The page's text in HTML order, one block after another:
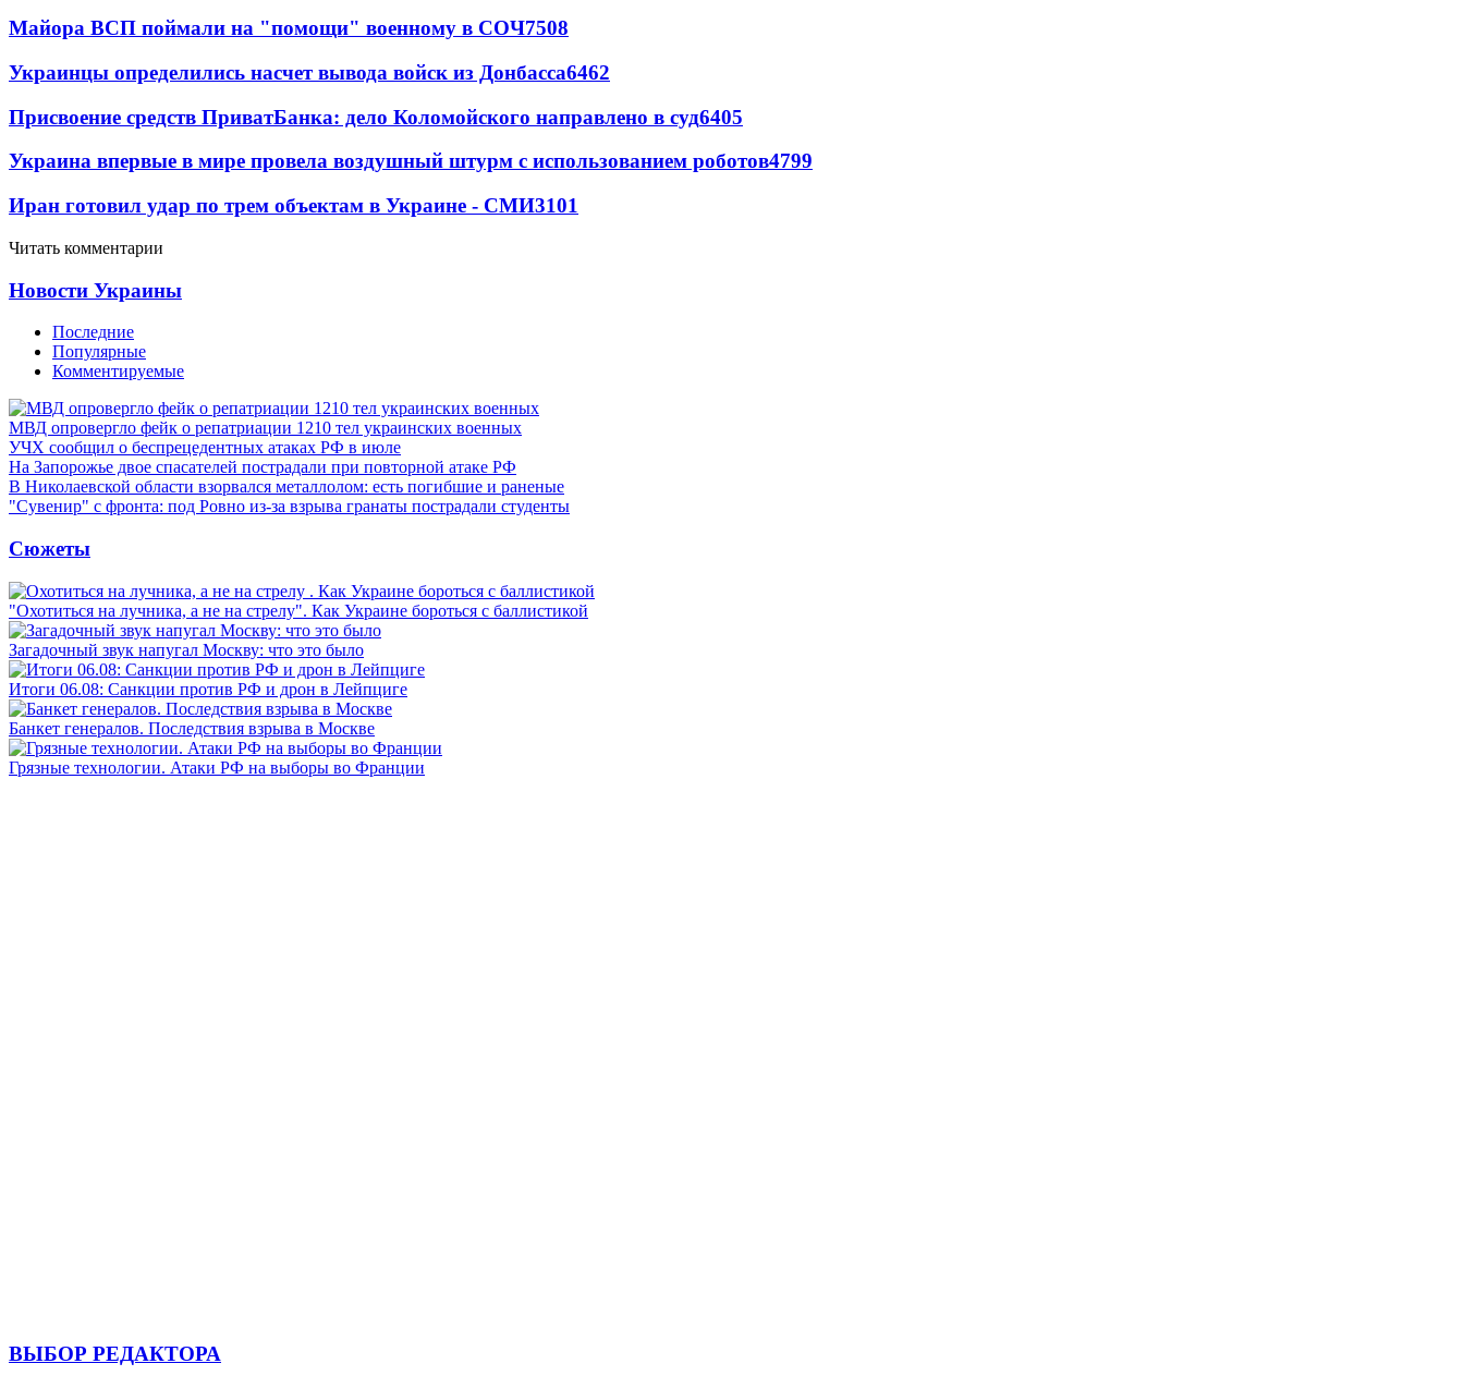
Майора ВСП поймали на "помощи" военному в СОЧ7508
Украинцы определились насчет вывода войск из Донбасса6462
Присвоение средств ПриватБанка: дело Коломойского направлено в суд6405
Украина впервые в мире провела воздушный штурм с использованием роботов4799
Иран готовил удар по трем объектам в Украине - СМИ3101
Читать комментарии
Новости Украины
Последние
Популярные
Комментируемые
МВД опровергло фейк о репатриации 1210 тел украинских военных
УЧХ сообщил о беспрецедентных атаках РФ в июле
На Запорожье двое спасателей пострадали при повторной атаке РФ
В Николаевской области взорвался металлолом: есть погибшие и раненые
"Сувенир" с фронта: под Ровно из-за взрыва гранаты пострадали студенты
Сюжеты
"Охотиться на лучника, а не на стрелу". Как Украине бороться с баллистикой
Загадочный звук напугал Москву: что это было
Итоги 06.08: Санкции против РФ и дрон в Лейпциге
Банкет генералов. Последствия взрыва в Москве
Грязные технологии. Атаки РФ на выборы во Франции
ВЫБОР РЕДАКТОРА